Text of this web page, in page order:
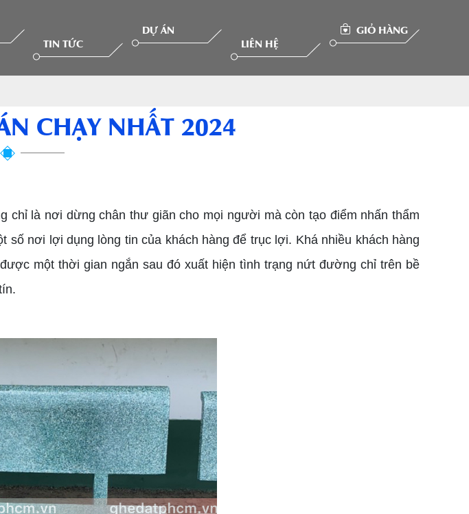
TIN TỨC
DỰ ÁN
LIÊN HỆ
GIỎ HÀNG
CHẠY NHẤT 2024
chỉ là nơi dừng chân thư giãn cho mọi người mà còn tạo điểm nhấn thẩm
nơi lợi dụng lòng tin của khách hàng để trục lợi. Khá nhiều khách hàng
một thời gian ngắn sau đó xuất hiện tình trạng nứt đường chỉ trên bề